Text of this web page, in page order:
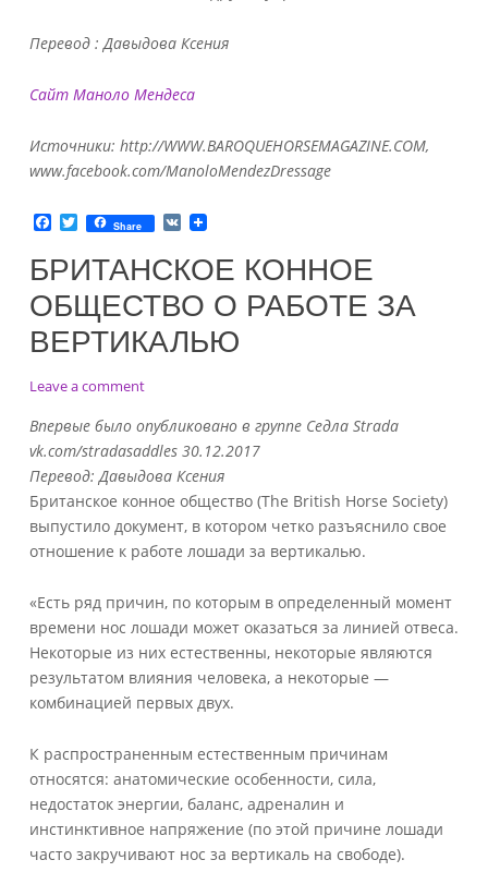
Перевод : Давыдова Ксения
Сайт Маноло Мендеса
Источники: http://WWW.BAROQUEHORSEMAGAZINE.COM,
www.facebook.com/ManoloMendezDressage
F
c
e
b
o
o
k
T
w
t
t
e
r
Share V
БРИТАНСКОЕ КОННОЕ
ОБЩЕСТВО О РАБОТЕ ЗА
ВЕРТИКАЛЬЮ
Leave a commenton
конное
общество
о
работе
за
вертикалью
Впервые было опубликовано в группе Седла Strada
vk.com/stradasaddles 30.12.2017
Перевод: Давыдова Ксения
Британское конное общество (The British Horse Society)
выпустило документ, в котором четко разъяснило свое
отношение к работе лошади за вертикалью.
«Есть ряд причин, по которым в определенный момент
времени нос лошади может оказаться за линией отвеса.
Некоторые из них естественны, некоторые являются
результатом влияния человека, а некоторые —
комбинацией первых двух.
К распространенным естественным причинам
относятся: анатомические особенности, сила,
недостаток энергии, баланс, адреналин и
инстинктивное напряжение (по этой причине лошади
часто закручивают нос за вертикаль на свободе).